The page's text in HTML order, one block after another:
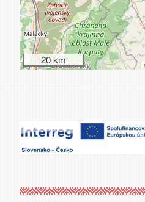
20 km